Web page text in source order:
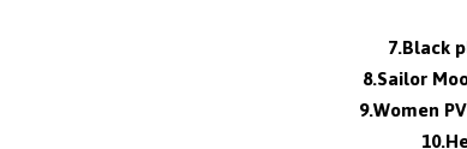
7.Black
8.Sailor
9.Women